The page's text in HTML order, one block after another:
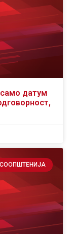
датум
СООПШТЕНИЈА